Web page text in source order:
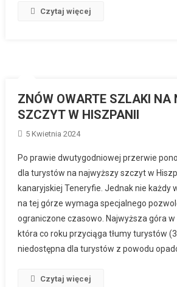
Czytaj więcej
ZNÓW OWARTE SZLAKI
SZCZYT W HISZPANII
5 Kwietnia 2024
Po prawie dwutygodniowej przerwie
dla turystów na najwyższy szczyt w
kanaryjskiej Teneryfie. Jednak nie każdy
na tej górze wymaga specjalnego
ograniczone czasowo. Najwyższa góra w
która co roku przyciąga tłumy turystów
niedostępna dla turystów z powodu
Czytaj więcej